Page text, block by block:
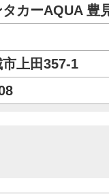
タカーAQUA 豊
上田357-1